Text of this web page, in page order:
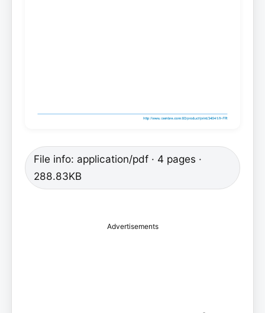
File info: application/pdf · 4 pages ·
288.83KB
Advertisements